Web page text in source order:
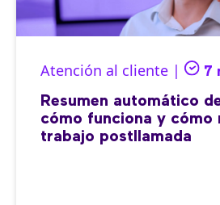
Atención al cliente | 7
Resumen automático
cómo funciona y cómo
trabajo postllamada